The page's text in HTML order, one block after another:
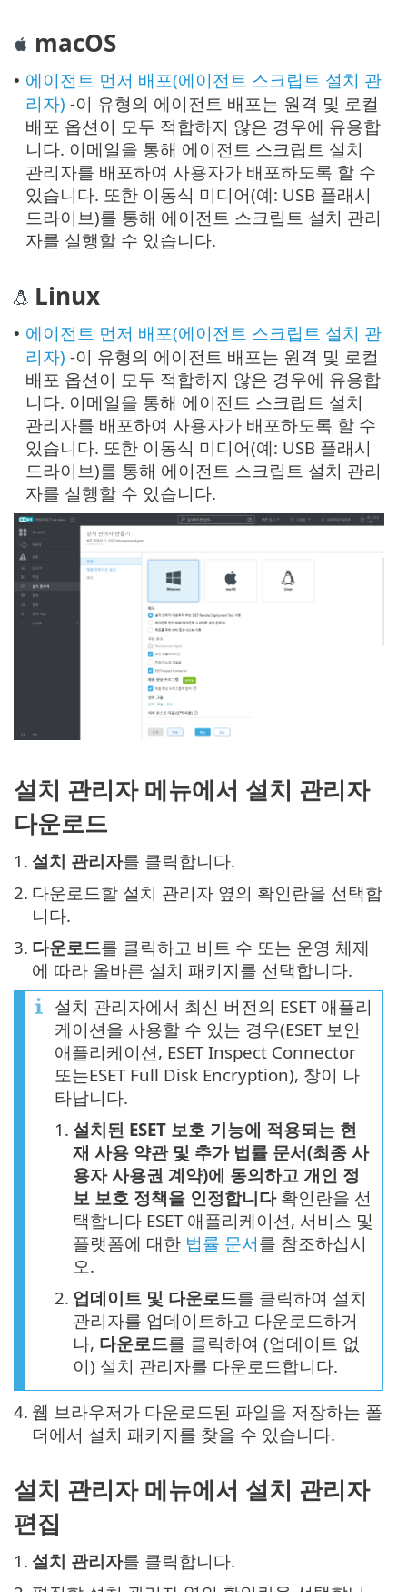
macOS
• 에이전트 먼저 배포(에이전트 스크립트 설치 관
리자) -이 유형의 에이전트 배포는 원격 및 로컬
배포 옵션이 모두 적합하지 않은 경우에 유용합
니다. 이메일을 통해 에이전트 스크립트 설치
관리자를 배포하여 사용자가 배포하도록 할 수
있습니다. 또한 이동식 미디어(예: USB 플래시
드라이브)를 통해 에이전트 스크립트 설치 관리
자를 실행할 수 있습니다.
Linux
• 에이전트 먼저 배포(에이전트 스크립트 설치 관
리자) -이 유형의 에이전트 배포는 원격 및 로컬
배포 옵션이 모두 적합하지 않은 경우에 유용합
니다. 이메일을 통해 에이전트 스크립트 설치
관리자를 배포하여 사용자가 배포하도록 할 수
있습니다. 또한 이동식 미디어(예: USB 플래시
드라이브)를 통해 에이전트 스크립트 설치 관리
자를 실행할 수 있습니다.
설치 관리자 메뉴에서 설치 관리자
다운로드
1. 설치 관리자를 클릭합니다.
2. 다운로드할 설치 관리자 옆의 확인란을 선택합
니다.
3. 다운로드를 클릭하고 비트 수 또는 운영 체제
에 따라 올바른 설치 패키지를 선택합니다.
설치 관리자에서 최신 버전의 ESET 애플리
케이션을 사용할 수 있는 경우(ESET 보안
애플리케이션, ESET Inspect Connector
또는ESET Full Disk Encryption), 창이 나
타납니다.
1. 설치된 ESET 보호 기능에 적용되는 현
재 사용 약관 및 추가 법률 문서(최종 사
용자 사용권 계약)에 동의하고 개인 정
보 보호 정책을 인정합니다확인란을 선
택합니다 ESET 애플리케이션, 서비스 및
플랫폼에 대한 법률 문서를 참조하십시
오.
2. 업데이트 및 다운로드를 클릭하여 설치
관리자를 업데이트하고 다운로드하거
나, 다운로드를 클릭하여 (업데이트 없
이) 설치 관리자를 다운로드합니다.
4. 웹 브라우저가 다운로드된 파일을 저장하는 폴
더에서 설치 패키지를 찾을 수 있습니다.
설치 관리자 메뉴에서 설치 관리자
편집
1. 설치 관리자를 클릭합니다.